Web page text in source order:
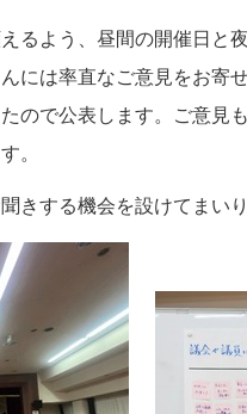
るよう、昼間の開催日と
には率直なご意見をお寄
ので公表します。ご意
。
きする機会を設けてまい